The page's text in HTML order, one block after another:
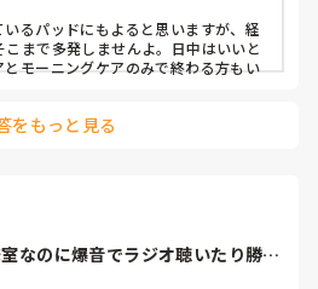
るパッドにもよると思いますが、経
まで多発しませんよ。日中はいいと
モーニングケアのみで終わる方もい
をもっと見る
なのに爆音でラジオ聴いたり勝手